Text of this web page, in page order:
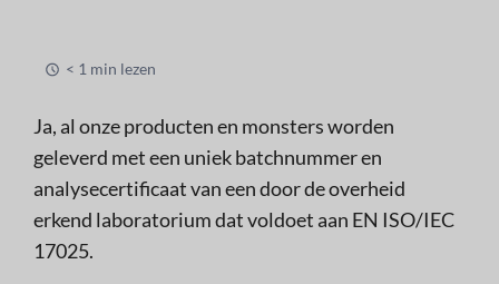
< 1 min lezen
Ja, al onze producten en monsters worden
geleverd met een uniek batchnummer en
analysecertificaat van een door de overheid
erkend laboratorium dat voldoet aan EN ISO/IEC
17025.